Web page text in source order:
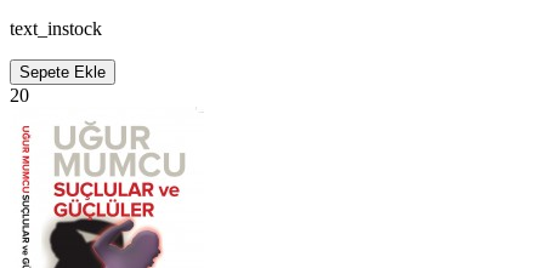
text_instock
Sepete Ekle
20